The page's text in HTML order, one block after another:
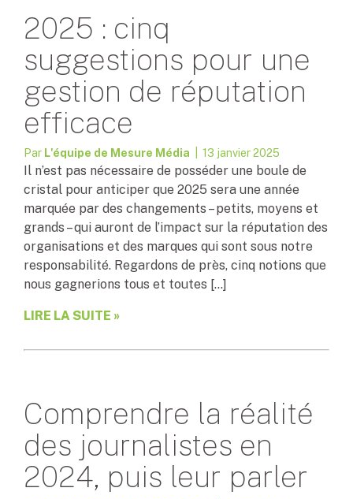
2025 : cinq
suggestions pour une
gestion de réputation
efficace
Par L'équipe de Mesure Média | 13 janvier 2025
Il n’est pas nécessaire de posséder une boule de
cristal pour anticiper que 2025 sera une année
marquée par des changements – petits, moyens et
grands – qui auront de l’impact sur la réputation des
organisations et des marques qui sont sous notre
responsabilité. Regardons de près, cinq notions que
nous gagnerions tous et toutes […]
LIRE LA SUITE »
Comprendre la réalité
des journalistes en
2024, puis leur parler